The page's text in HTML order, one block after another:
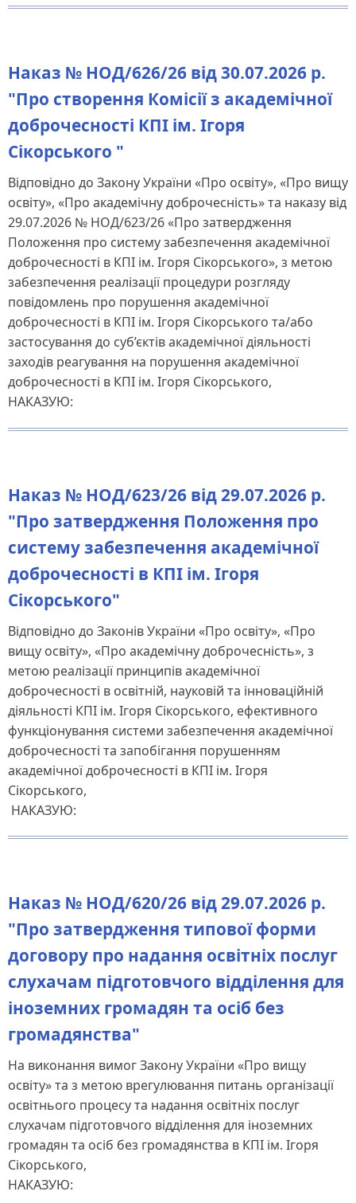
Наказ № НОД/626/26 від 30.07.2026 р.
"Про створення Комісії з академічної
доброчесності КПІ ім. Ігоря
Сікорського "
Відповідно до Закону України «Про освіту», «Про вищу
освіту», «Про академічну доброчесність» та наказу від
29.07.2026 № НОД/623/26 «Про затвердження
Положення про систему забезпечення академічної
доброчесності в КПІ ім. Ігоря Сікорського», з метою
забезпечення реалізації процедури розгляду
повідомлень про порушення академічної
доброчесності в КПІ ім. Ігоря Сікорського та/або
застосування до суб’єктів академічної діяльності
заходів реагування на порушення академічної
доброчесності в КПІ ім. Ігоря Сікорського,
НАКАЗУЮ:
Наказ № НОД/623/26 від 29.07.2026 р.
"Про затвердження Положення про
систему забезпечення академічної
доброчесності в КПІ ім. Ігоря
Сікорського"
Відповідно до Законів України «Про освіту», «Про
вищу освіту», «Про академічну доброчесність», з
метою реалізації принципів академічної
доброчесності в освітній, науковій та інноваційній
діяльності КПІ ім. Ігоря Сікорського, ефективного
функціонування системи забезпечення академічної
доброчесності та запобігання порушенням
академічної доброчесності в КПІ ім. Ігоря
Сікорського,
НАКАЗУЮ:
Наказ № НОД/620/26 від 29.07.2026 р.
"Про затвердження типової форми
договору про надання освітніх послуг
слухачам підготовчого відділення для
іноземних громадян та осіб без
громадянства"
На виконання вимог Закону України «Про вищу
освіту» та з метою врегулювання питань організації
освітнього процесу та надання освітніх послуг
слухачам підготовчого відділення для іноземних
громадян та осіб без громадянства в КПІ ім. Ігоря
Сікорського,
НАКАЗУЮ: